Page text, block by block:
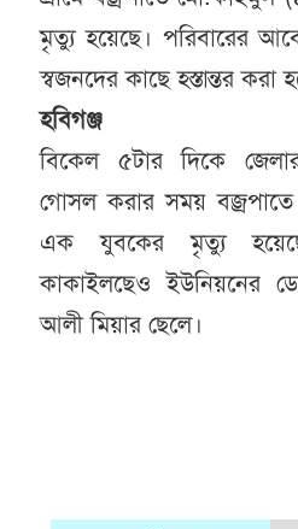
মৃত্যু হয়েছে। পরিবারের
স্বজনদের কাছে হস্তান্তর করা
হবিগঞ্জ
বিকেল ৫টার দিকে
গোসল করার সময়
এক যুবকের মৃত্যু
কাকাইলছেও ইউনিয়নের
আলী মিয়ার ছেলে।